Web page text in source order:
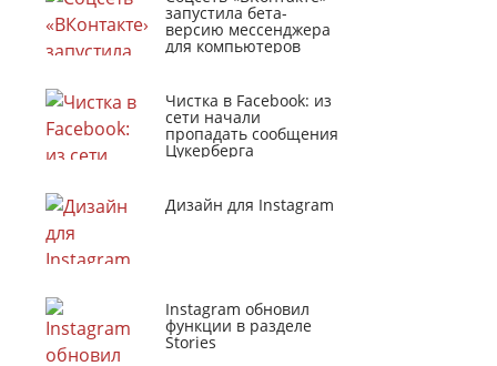
запустила бета-
версию мессенджера
для компьютеров
Чистка в Facebook: из
сети начали
пропадать сообщения
Цукерберга
Дизайн для Instagram
Instagram обновил
функции в разделе
Stories